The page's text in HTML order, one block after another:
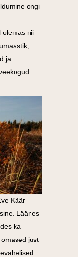
ongi
olemas nii
ja
Käär
Läänes
ka
just